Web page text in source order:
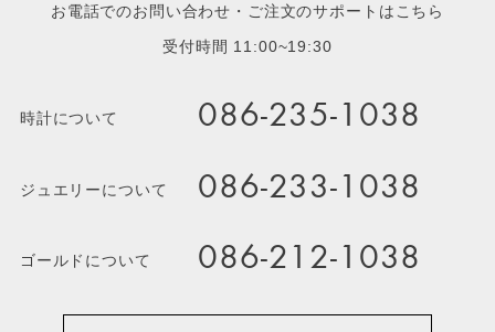
お電話でのお問い合わせ・ご注文のサポートはこちら
受付時間 11:00~19:30
時計について 086-235-1038
ジュエリーについて 086-233-1038
ゴールドについて 086-212-1038